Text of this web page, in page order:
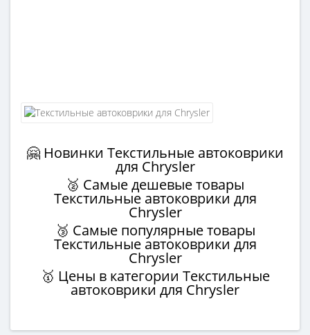
🤗 Новинки Текстильные автоковрики
для Chrysler
🥈 Самые дешевые товары
Текстильные автоковрики для
Chrysler
🥉 Самые популярные товары
Текстильные автоковрики для
Chrysler
🥇 Цены в категории Текстильные
автоковрики для Chrysler